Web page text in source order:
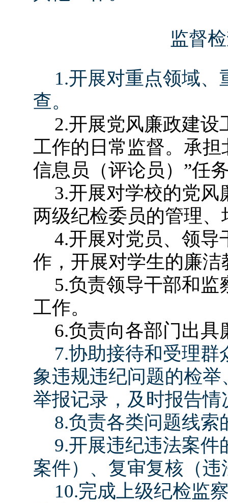
监督
1.开展对重点领域、
查。
2.开展党风廉政建设
工作的日常监督。承
信息员（评论员）”任
3.开展对学校的党风
两级纪检委员的管理、
4.开展对党员、领导
作，开展对学生的廉洁
5.负责领导干部和监
工作。
6.负责向各部门出具
7.协助接待和受理群
象违规违纪问题的检
举报记录，及时报告
8.负责各类问题线索
9.开展违纪违法案件
案件）、复审复核（
10.完成上级纪检监